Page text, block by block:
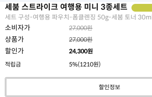
세붐 스트라이크 여행용 미니 3종세트
세트 구성-여행용 파우치-폼클렌징 50g-세붐 토너
소비자가 27,000원
상품가 27,000원
할인가 24,300원
적립금
5%(1210원)
할인정보